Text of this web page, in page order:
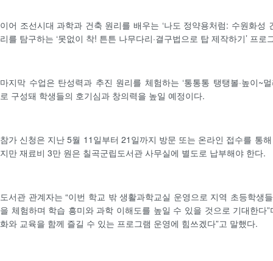
이어 조선시대 과학과 건축 원리를 배우는 ‘나도 정약용처럼: 수원화성
리를 탐구하는 ‘못없이 착! 튼튼 나무다리·결구법으로 탑 제작하기’ 프로
마지막 수업은 탄성력과 추진 원리를 체험하는 ‘통통통 탱탱볼·높이~
로 구성돼 학생들의 호기심과 창의력을 높일 예정이다.
참가 신청은 지난 5월 11일부터 21일까지 방문 또는 온라인 접수를 통
지만 재료비 3만 원은 칠곡군립도서관 사무실에 별도로 납부해야 한다.
도서관 관계자는 “이번 학교 밖 생활과학교실 운영으로 지역 초등학생
을 체험하며 학습 흥미와 과학 이해도를 높일 수 있을 것으로 기대한다
화와 교육을 함께 즐길 수 있는 프로그램 운영에 힘쓰겠다”고 말했다.